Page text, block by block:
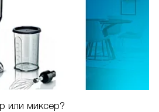
или миксер?